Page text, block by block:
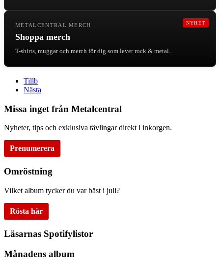
NYHET
METALCENTRAL MERCH
Shoppa merch
T-shirts, muggar och merch för dig som lever rock & metal.
Tillb
Nästa
Missa inget från Metalcentral
Nyheter, tips och exklusiva tävlingar direkt i inkorgen.
Prenumerera
Omröstning
Vilket album tycker du var bäst i juli?
Rösta här
Läsarnas Spotifylistor
Månadens album